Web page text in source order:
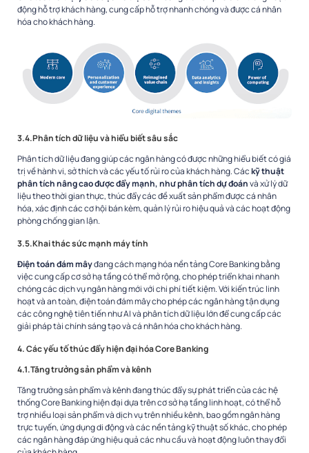
động hỗ trợ khách hàng, cung cấp hỗ trợ nhanh chóng và được cá nhân
hóa cho khách hàng.
3.4.Phân tích dữ liệu và hiểu biết sâu sắc
Phân tích dữ liệu đang giúp các ngân hàng có được những hiểu biết có giá
trị về hành vi, sở thích và các yếu tố rủi ro của khách hàng. Cáckỹ thuật
phân tích nâng cao được đẩy mạnh, như phân tích dự đoánvà xử lý dữ
liệu theo thời gian thực, thúc đẩy các đề xuất sản phẩm được cá nhân
hóa, xác định các cơ hội bán kèm, quản lý rủi ro hiệu quả và các hoạt động
phòng chống gian lận.
3.5.Khai thác sức mạnh máy tính
Điện toán đám mâyđang cách mạng hóa nền tảng Core Banking bằng
việc cung cấp cơ sở hạ tầng có thể mở rộng, cho phép triển khai nhanh
chóng các dịch vụ ngân hàng mới với chi phí tiết kiệm. Với kiến ​​trúc linh
hoạt và an toàn, điện toán đám mây cho phép các ngân hàng tận dụng
các công nghệ tiên tiến như AI và phân tích dữ liệu lớn để cung cấp các
giải pháp tài chính sáng tạo và cá nhân hóa cho khách hàng.
4. Các yếu tố thúc đẩy hiện đại hóa Core Banking
4.1.Tăng trưởng sản phẩm và kênh
Tăng trưởng sản phẩm và kênh đang thúc đẩy sự phát triển của các hệ
thống Core Banking hiện đại dựa trên cơ sở hạ tầng linh hoạt, có thể hỗ
trợ nhiều loại sản phẩm và dịch vụ trên nhiều kênh, bao gồm ngân hàng
trực tuyến, ứng dụng di động và các nền tảng kỹ thuật số khác, cho phép
các ngân hàng đáp ứng hiệu quả các nhu cầu và hoạt động luôn thay đổi